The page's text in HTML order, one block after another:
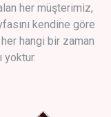
her müşterimiz,
kendine göre
hangi bir zaman
yoktur.